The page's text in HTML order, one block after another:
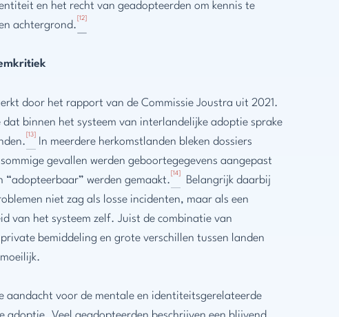
en het recht van geadopteerden om kennis te
achtergrond.
[12]
door het rapport van de Commissie Joustra uit 2021.
dat binnen het systeem van interlandelijke adoptie sprake
[13]
In meerdere herkomstlanden bleken dossiers
gevallen werden geboortegegevens aangepast
“adopteerbaar” werden gemaakt.
[14]
Belangrijk daarbij
niet zag als losse incidenten, maar als een
van het systeem zelf. Juist de combinatie van
bemiddeling en grote verschillen tussen landen
aandacht voor de mentale en identiteitsgerelateerde